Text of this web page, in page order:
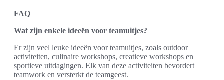
FAQ
Wat zijn enkele ideeën voor teamuitjes?
Er zijn veel leuke ideeën voor teamuitjes, zoals outdoor
activiteiten, culinaire workshops, creatieve workshops en
sportieve uitdagingen. Elk van deze activiteiten bevordert
teamwork en versterkt de teamgeest.